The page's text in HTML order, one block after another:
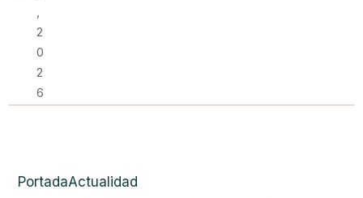
,
2
0
2
6
PortadaActualidad